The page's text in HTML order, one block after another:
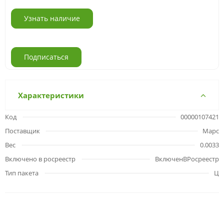
Узнать наличие
Подписаться
Характеристики
Код
00000107421
Поставщик
Марс
Вес
0.0033
Включено в росреестр
ВключенВРосреестр
Тип пакета
Ц